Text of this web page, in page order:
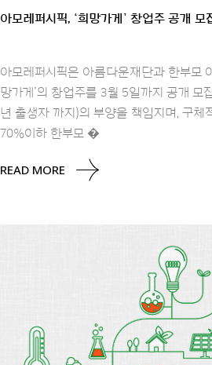
아모레퍼시픽, ‘희망가게’ 창업주 공개 모
아모레퍼시픽은 아름다운재단과 한부모
망가게’의 창업주를 3월 5일까지 공개 모
년 출생자 까지)의 부양을 책임지며, 구체
70%이하 한부모 �
READ MORE